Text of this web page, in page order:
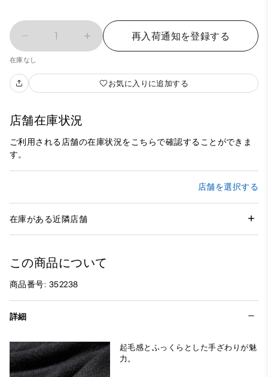
1 再入荷通知を登録する
在庫なし
お気に入りに追加する
店舗在庫状況
ご利用される店舗の在庫状況をこちらで確認することができま
す。
店舗を選択する
在庫がある近隣店舗
この商品について
商品番号: 352238
詳細
起毛感とふっくらとした手ざわりが魅
力。